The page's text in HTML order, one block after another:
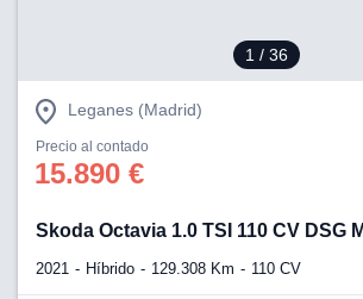
1 / 36
Leganes (Madrid)
Precio al contado
15.890 €
Skoda Octavia 1.0 TSI 110 CV DSG
2021 Híbrido 129.308 Km 110 CV